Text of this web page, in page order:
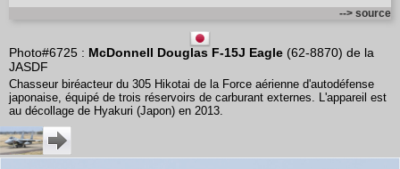
--> source
Photo#6725 : McDonnell Douglas F-15J Eagle (62-8870) de la
JASDF
Chasseur biréacteur du 305 Hikotai de la Force aérienne d'autodéfense
japonaise, équipé de trois réservoirs de carburant externes. L'appareil est
au décollage de Hyakuri (Japon) en 2013.